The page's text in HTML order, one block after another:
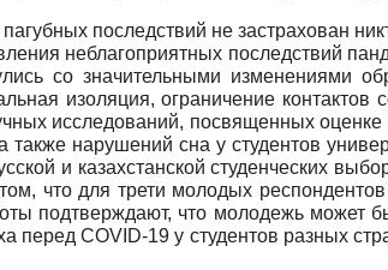
последствий не застрахован
неблагоприятных последствий
со значительными изменениями
изоляция, ограничение
исследований, посвященных оценке
нарушений сна у студентов
и казахстанской студенческих
что для трети молодых
подтверждают, что молодежь может
COVID-19 у студентов разных